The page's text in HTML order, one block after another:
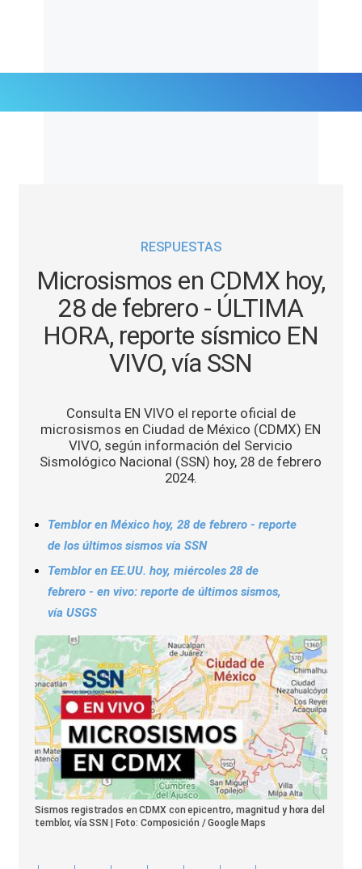
Tendencias Mix
RESPUESTAS
Microsismos en CDMX hoy,
28 de febrero - ÚLTIMA
HORA, reporte sísmico EN
VIVO, vía SSN
Consulta EN VIVO el reporte oficial de
microsismos en Ciudad de México (CDMX) EN
VIVO, según información del Servicio
Sismológico Nacional (SSN) hoy, 28 de febrero
2024.
Temblor en México hoy, 28 de febrero - reporte
de los últimos sismos vía SSN
Temblor en EE.UU. hoy, miércoles 28 de
febrero - en vivo: reporte de últimos sismos,
vía USGS
Sismos registrados en CDMX con epicentro, magnitud y hora del
temblor, vía SSN | Foto: Composición / Google Maps